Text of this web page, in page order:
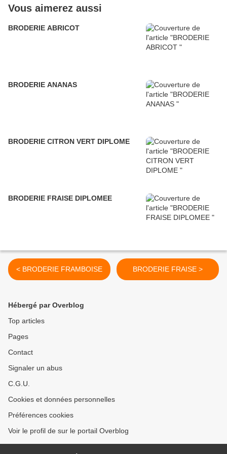
Vous aimerez aussi
BRODERIE ABRICOT
BRODERIE ANANAS
BRODERIE CITRON VERT DIPLOME
BRODERIE FRAISE DIPLOMEE
< BRODERIE FRAMBOISE BRODERIE FRAISE >
Hébergé par Overblog
Top articles
Pages
Contact
Signaler un abus
C.G.U.
Cookies et données personnelles
Préférences cookies
Voir le profil de sur le portail Overblog